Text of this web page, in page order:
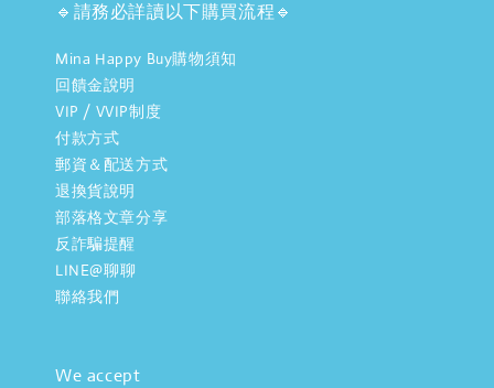
🔹請務必詳讀以下購買流程🔹
Mina Happy Buy購物須知
回饋金說明
VIP / VVIP制度
付款方式
郵資＆配送方式
退換貨說明
部落格文章分享
反詐騙提醒
LINE@聊聊
聯絡我們
We accept